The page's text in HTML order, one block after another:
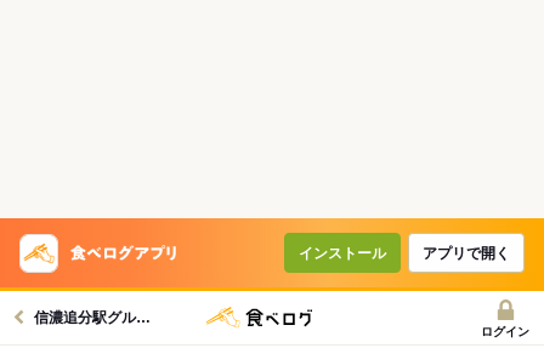
インストール アプリで開く
信濃追分駅グルメへ
ログイン